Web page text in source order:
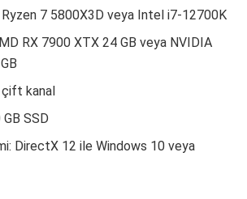
Ryzen 7 5800X3D veya Intel i7-12700K
RX 7900 XTX 24 GB veya NVIDIA
çift kanal
SSD
DirectX 12 ile Windows 10 veya